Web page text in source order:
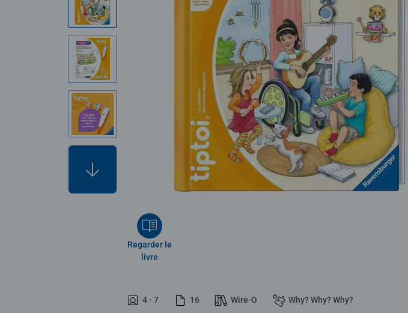
Regarder le
livre
4 - 7 16 Wire-O Why? Why? Why?